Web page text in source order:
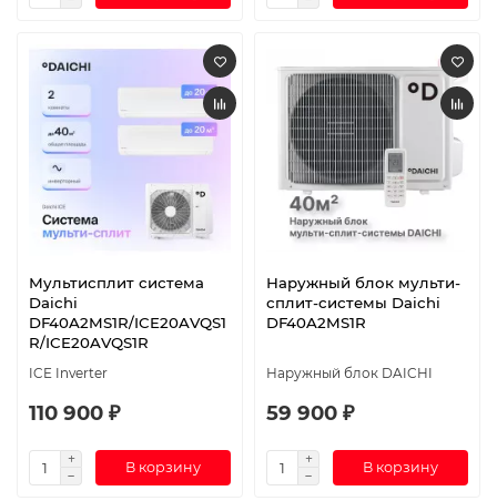
Мультисплит система
Daichi
DF40A2MS1R/ICE20AVQS1
R/ICE20AVQS1R
ICE Inverter
110 900 ₽
В корзину
Наружный блок мульти-
сплит-системы Daichi
DF40A2MS1R
Наружный блок DAICHI
59 900 ₽
В корзину